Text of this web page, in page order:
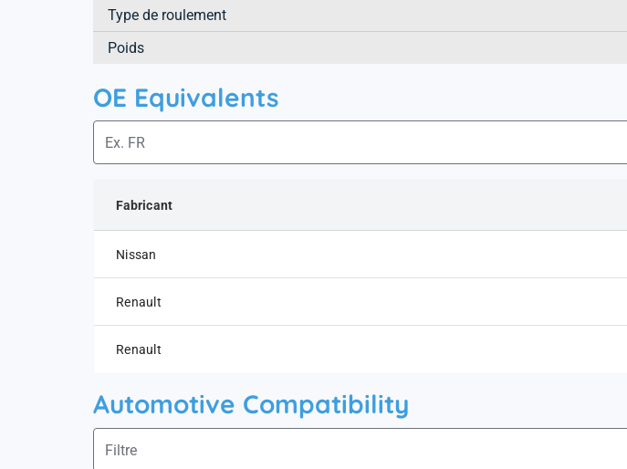
Type de roulement
Poids
OE Equivalents
Fabricant
Nissan
Renault
Renault
Automotive Compatibility